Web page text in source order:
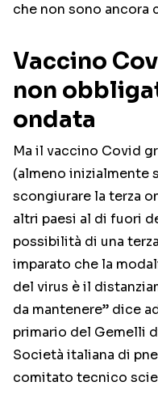
che non sono ancora
Vaccino
non
ondata
Ma il vaccino Covid
(almeno inizialmente
scongiurare la terza
altri paesi al di fuori
possibilità di una
imparato che la
del virus è il
da mantenere” dice
primario del Gemelli
Società italiana di
comitato tecnico